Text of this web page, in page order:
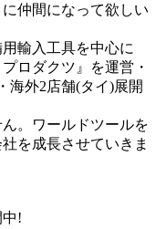
仲間になって欲しい
輸入工具を中心に
ロダクツ』を運営・
海外2店舗(タイ)展開
。ワールドツールを
を成長させていきま
中!